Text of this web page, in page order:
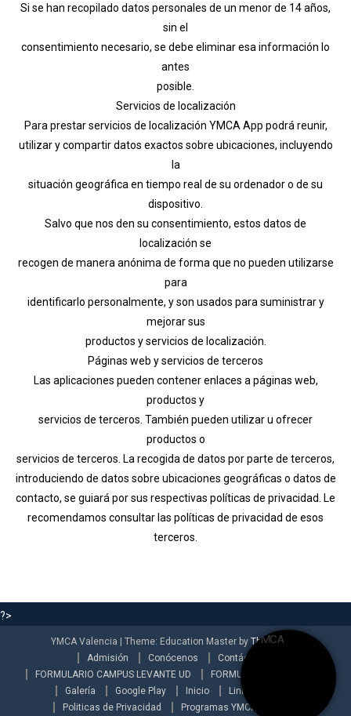
Si se han recopilado datos personales de un menor de 14 años,
sin el
consentimiento necesario, se debe eliminar esa información lo
antes
posible.
Servicios de localización
Para prestar servicios de localización YMCA App podrá reunir,
utilizar y compartir datos exactos sobre ubicaciones, incluyendo
la
situación geográfica en tiempo real de su ordenador o de su
dispositivo.
Salvo que nos den su consentimiento, estos datos de
localización se
recogen de manera anónima de forma que no pueden utilizarse
para
identificarlo personalmente, y son usados para suministrar y
mejorar sus
productos y servicios de localización.
Páginas web y servicios de terceros
Las aplicaciones pueden contener enlaces a páginas web,
productos y
servicios de terceros. También pueden utilizar u ofrecer
productos o
servicios de terceros. La recogida de datos por parte de terceros,
introduciendo de datos sobre ubicaciones geográficas o datos de
contacto, se guiará por sus respectivas políticas de privacidad. Le
recomendamos consultar las políticas de privacidad de esos
terceros.
?>
YMCA Valencia | Theme: Education Master by ThemeEgg
Admisión
Conócenos
Contáctenos
FORMULARIO CAMPUS LEVANTE UD
FORMULARIO INFORMATIVO
Galería
Google Play Inicio Link
Politicas de Privacidad
Programas YMCA